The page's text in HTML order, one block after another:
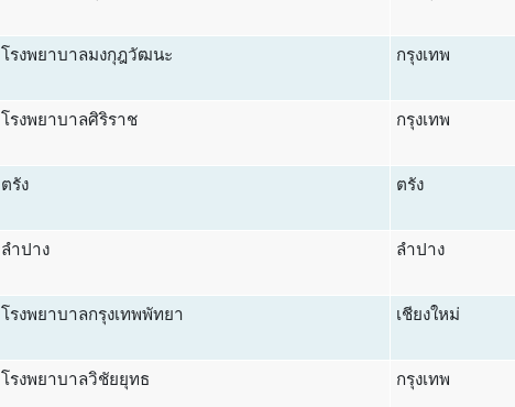
โรงพยาบาลมงกุฎวัฒนะ กรุงเทพ
โรงพยาบาลศิริราช กรุงเทพ
ตรัง ตรัง
ลำปาง ลำปาง
โรงพยาบาลกรุงเทพพัทยา เชียงใหม่
โรงพยาบาลวิชัยยุทธ กรุงเทพ